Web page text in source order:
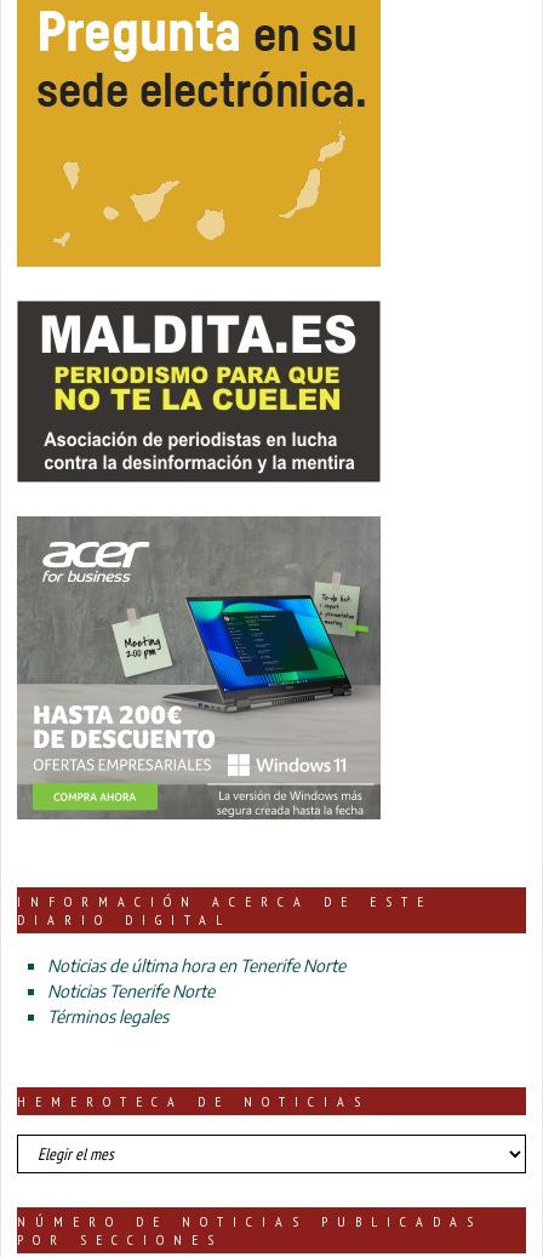
INFORMACIÓN ACERCA DE ESTE
DIARIO DIGITAL
Noticias de última hora en Tenerife Norte
Noticias Tenerife Norte
Términos legales
HEMEROTECA DE NOTICIAS
HEMEROTECA
DE
NÚMERO DE NOTICIAS PUBLICADAS
POR SECCIONES